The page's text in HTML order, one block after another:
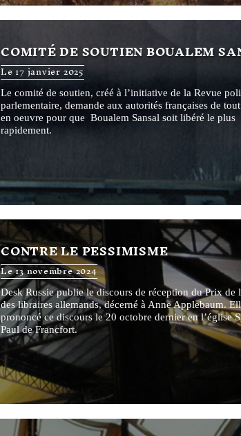
COMITÉ DE SOUTIEN BOUALEM
Le 17 janvier 2025
Le comité de soutien, créé à l’initiative de la Revue
parlementaire, demande aux autorités françaises de
en oeuvre pour que Boualem Sansal soit libéré le plus
rapidement.
CONTRE LE PESSIMISME
Le 13 novembre 2024
Desk Russie publie le discours de réception du Prix de
des libraires allemands, décerné à Anne Applebaum.
prononcé ce discours le 20 octobre dernier en l’église
Paul de Francfort.